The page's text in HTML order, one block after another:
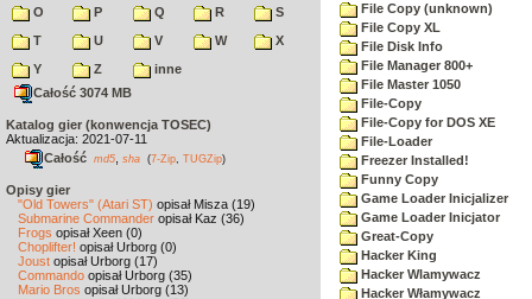
O
P Q R
S
T
U V W
X
Y
Z
inne
Całość 3074 MB
Katalog gier (konwencja TOSEC)
Aktualizacja: 2021-07-11
Całość md5 sha (7-Zip TUGZip)
Opisy gier
"Old Towers" (Atari ST) opisał Misza (19)
Submarine Commander opisał Kaz (36)
Frogs opisał Xeen (0)
Choplifter! opisał Urborg (0)
Joust opisał Urborg (17)
Commando opisał Urborg (35)
Mario Bros opisał Urborg (13)
File Copy (unknown)
File Copy XL
File Disk Info
File Manager 800+
File Master 1050
File-Copy
File-Copy for DOS XE
File-Loader
Freezer Installed!
Funny Copy
Game Loader Inicjalizer
Game Loader Inicjator
Great-Copy
Hacker King
Hacker Wlamywacz
Hacker Włamywacz